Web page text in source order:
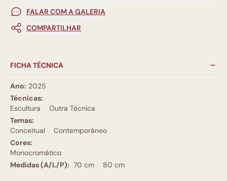
FALAR COM A GALERIA
COMPARTILHAR
FICHA TÉCNICA
Ano: 2025
Técnicas:
Escultura
Outra Técnica
Temas:
Conceitual
Contemporâneo
Cores:
Monocromático
Medidas (A/L/P): 70 cm 80 cm